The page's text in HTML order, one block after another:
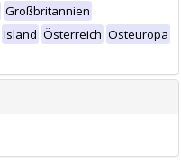
Großbritannien
Island Österreich Osteuropa